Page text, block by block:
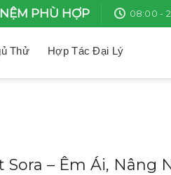
PHÙ HỢP 08:00 -
Thử Hợp Tác Đại Lý
– Êm Ái, Nâng